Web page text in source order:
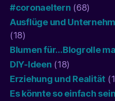
#coronaeltern (68)
Ausflüge und
(18)
Blumen für…Blogrolle
DIY-Ideen (18)
Erziehung und Realität
Es könnte so einfach sein